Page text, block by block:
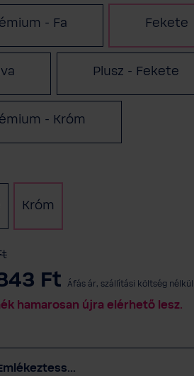
- Fa Fekete
Plusz - Fekete
- Króm
(Ez az opció jelenleg nem érhető el.)
Króm
Ft Áfás ár, szállítási költség nélkül
hamarosan újra elérhető lesz.